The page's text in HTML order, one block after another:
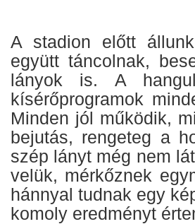
A stadion előtt
együtt táncolnak,
lányok is. A
kísérőprogramok
Minden jól működik,
bejutás, rengeteg a
szép lányt még nem
velük, mérkőznek
hánnyal tudnak egy
komoly eredményt